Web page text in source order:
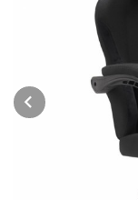
Prev